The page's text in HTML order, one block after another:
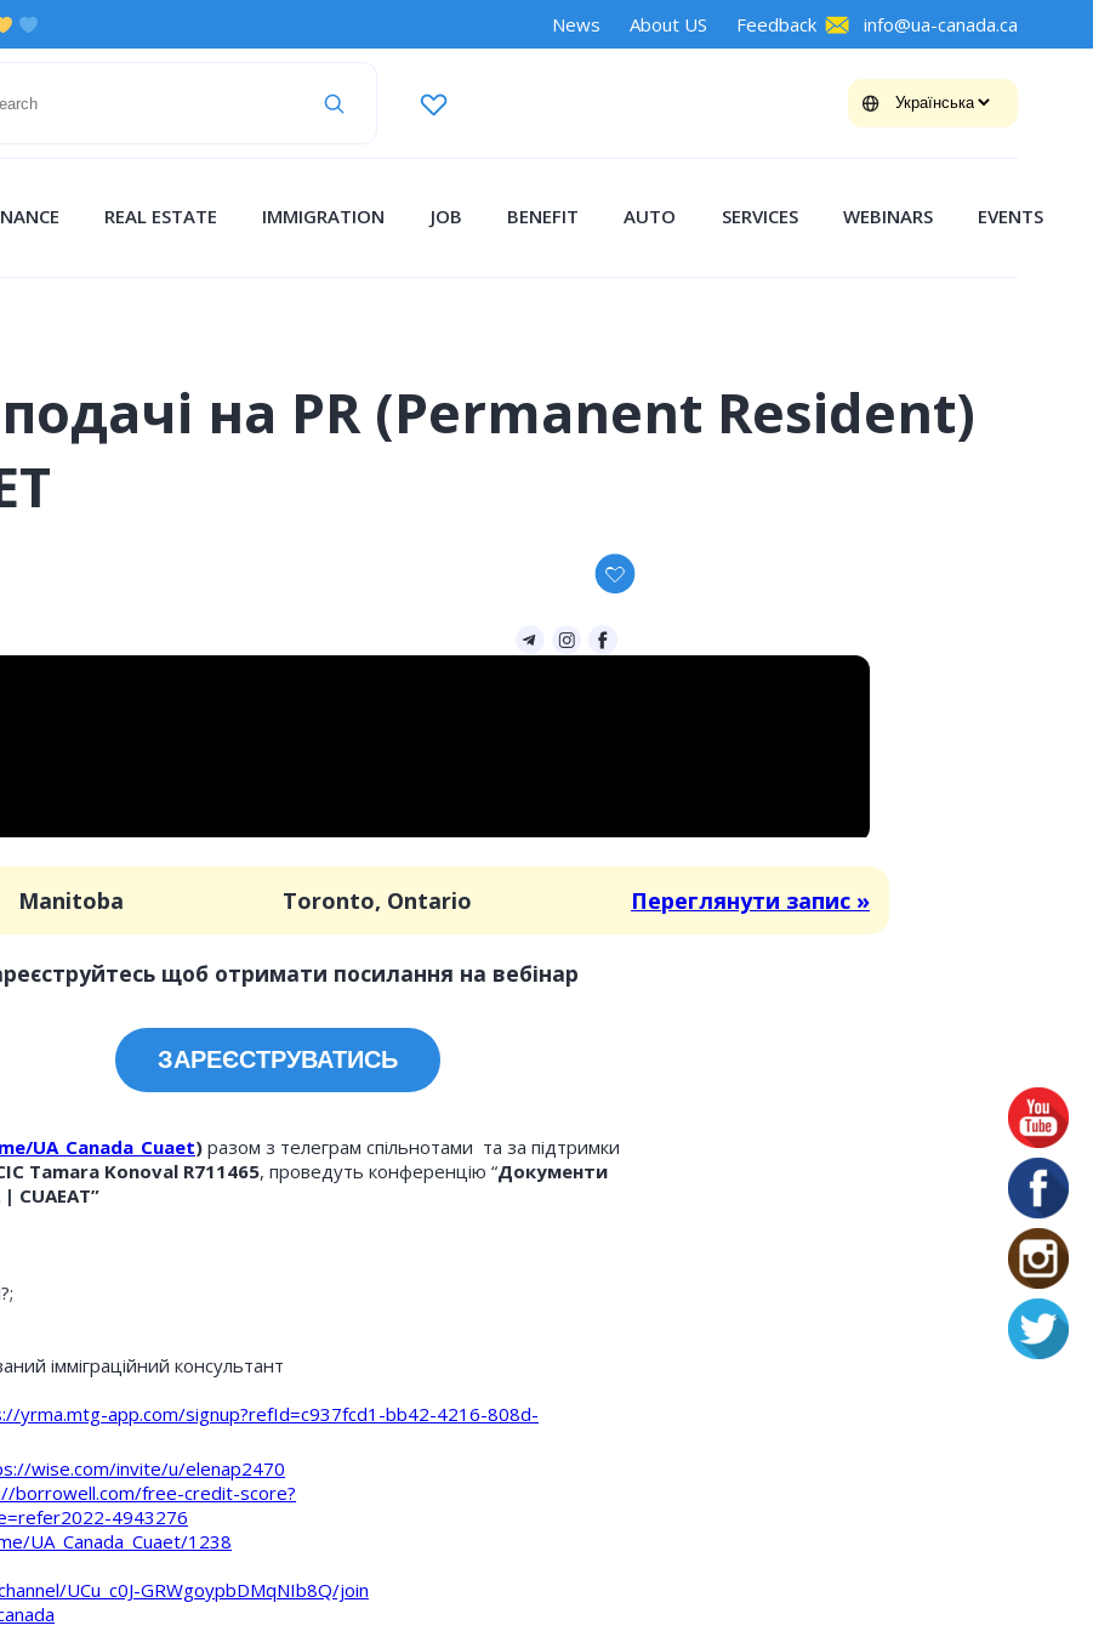
News About US Feedback info@ua-canada.ca
REAL ESTATE IMMIGRATION JOB BENEFIT AUTO SERVICES WEBINARS EVENTS
на PR (Permanent Resident)
Manitoba Toronto, Ontario Переглянути запис »
щоб отримати посилання на вебінар
ЗАРЕЄСТРУВАТИСЬ
UA_Canada_Cuaet) разом з телеграм спільнотами та за підтримки
Tamara Konoval R711465, проведуть конференцію “Документи
CUAEAT”
імміграційний консультант
yrma.mtg-app.com/signup?refId=c937fcd1-bb42-4216-808d-
wise.com/invite/u/elenap2470
borrowell.com/free-credit-score?
4943276
UA_Canada_Cuaet/1238
UCu_c0J-GRWgoypbDMqNIb8Q/join